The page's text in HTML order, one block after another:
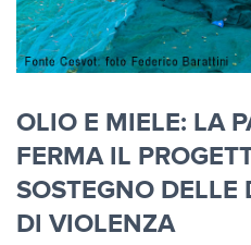
OLIO E MIELE: LA
FERMA IL
SOSTEGNO
DI VIOLENZA